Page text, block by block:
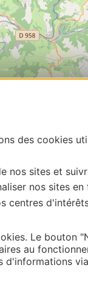
des cookies
nos sites et
nos sites
centres
Le bouton
au
Mice